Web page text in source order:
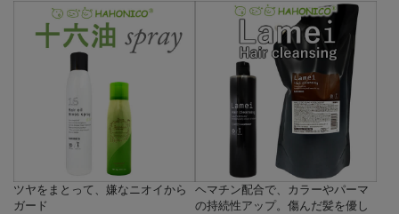
ツヤをまとって、嫌なニオイから
ガード
ヘマチン配合で、カラーやパーマ
の持続性アップ。傷んだ髪を優し